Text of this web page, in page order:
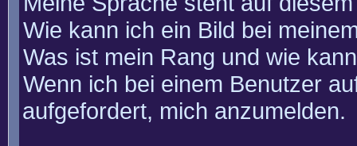
Wie kann ich ein Bild bei
Was ist mein Rang und wie
Wenn ich bei einem Benutzer
aufgefordert, mich anzumelden.